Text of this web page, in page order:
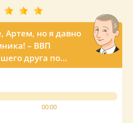
Артем, но я давно
– ВВП
друга по
00:00